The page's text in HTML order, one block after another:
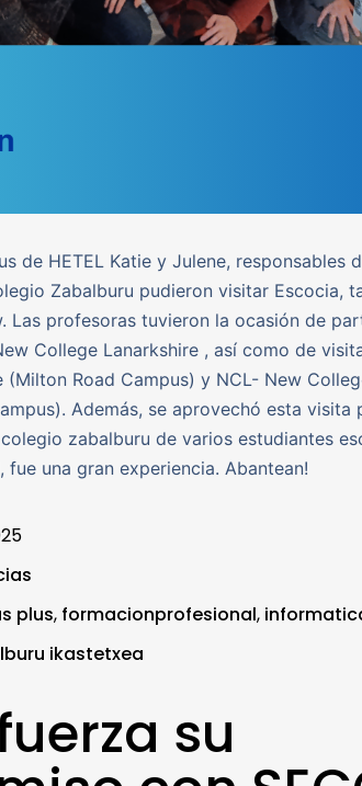
de HETEL Katie y Julene, responsables
Zabalburu pudieron visitar Escocia,
Las profesoras tuvieron la ocasión de
College Lanarkshire , así como de
Road Campus) y NCL- New
Además, se aprovechó esta visita
zabalburu de varios estudiantes
una gran experiencia. Abantean!
plus, formacionprofesional,
ikastetxea
su